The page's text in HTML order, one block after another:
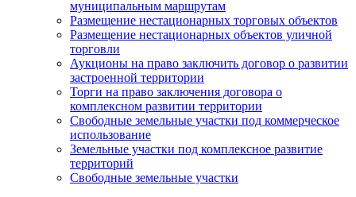
муниципальным маршрутам
Размещение нестационарных торговых объектов
Размещение нестационарных объектов уличной
торговли
Аукционы на право заключить договор о развитии
застроенной территории
Торги на право заключения договора о
комплексном развитии территории
Свободные земельные участки под коммерческое
использование
Земельные участки под комплексное развитие
территорий
Свободные земельные участки